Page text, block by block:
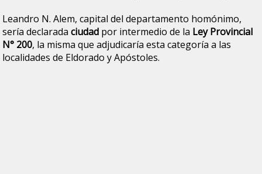
Leandro N. Alem, capital del departamento homónimo,
sería declaradaciudad por intermedio de la Ley Provincial
N° 200, la misma que adjudicaría esta categoría a las
localidades de Eldorado y Apóstoles.